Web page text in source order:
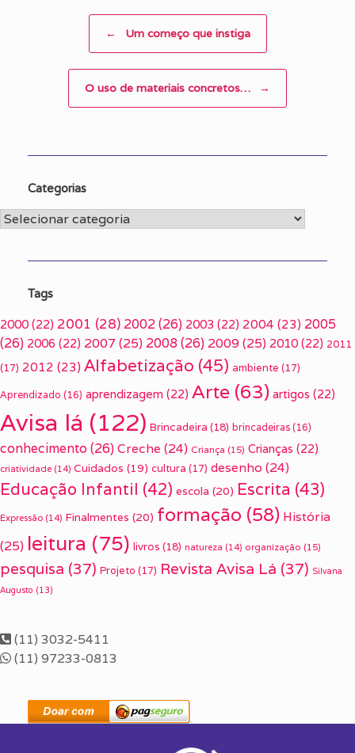
← Um começo que instiga
O uso de materiais concretos… →
Categorias
Categorias
Tags
2000 (22) 2001 (28) 2002(26) 2003 (22) 2004 (23) 2005
(26) 2006 (22) 2007 (25) 2008(26) 2009(25) 2010 (22) 2011
(17) 2012 (23) Alfabetização (45) ambiente (17)
Aprendizado (16) aprendizagem (22) Arte (63) artigos (22)
Avisa lá (122) Brincadeira (18) brincadeiras (16)
conhecimento(26) Creche (24) Criança (15) Crianças (22)
criatividade (14) Cuidados (19) cultura (17) desenho (24)
Educação Infantil (42) escola (20) Escrita (43)
Expressão (14) Finalmentes (20) formação (58) História
(25) leitura (75) livros (18) natureza (14) organização (15)
pesquisa (37) Projeto (17) Revista Avisa Lá (37) Silvana
Augusto (13)
(11) 3032-5411
(11) 97233-0813